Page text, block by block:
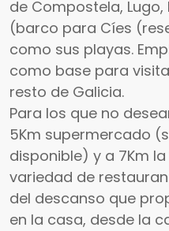
de Compostela,
(barco para Cíes
como sus playas.
como base para
resto de Galicia.
Para los que no
5Km supermercado
disponible) y a 7Km
variedad de
del descanso que
en la casa, desde la